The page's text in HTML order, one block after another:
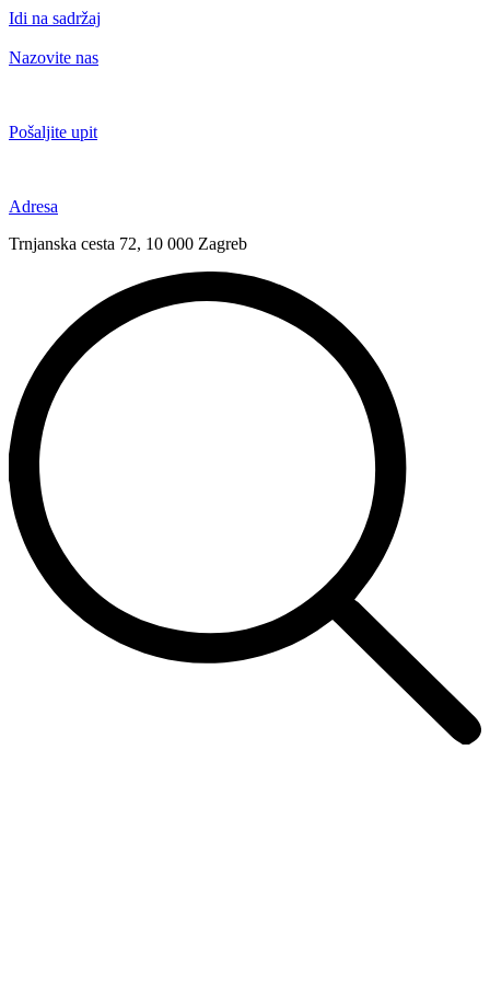
Idi na sadržaj
Nazovite nas
Pošaljite upit
Adresa
Trnjanska cesta 72, 10 000 Zagreb